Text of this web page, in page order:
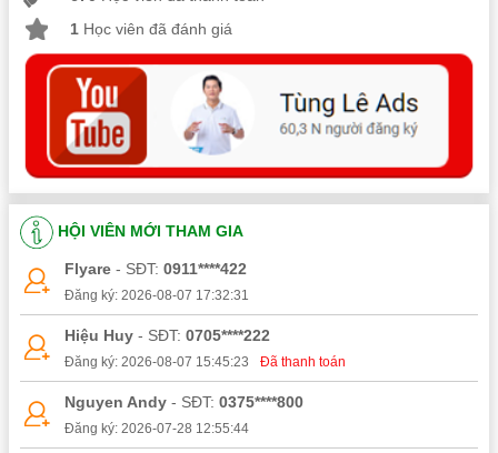
1 Học viên đã đánh giá
HỘI VIÊN MỚI THAM GIA
Flyare - SĐT: 0911****422
Đăng ký: 2026-08-07 17:32:31
Hiệu Huy - SĐT: 0705****222
Đăng ký: 2026-08-07 15:45:23 Đã thanh toán
Nguyen Andy - SĐT: 0375****800
Đăng ký: 2026-07-28 12:55:44